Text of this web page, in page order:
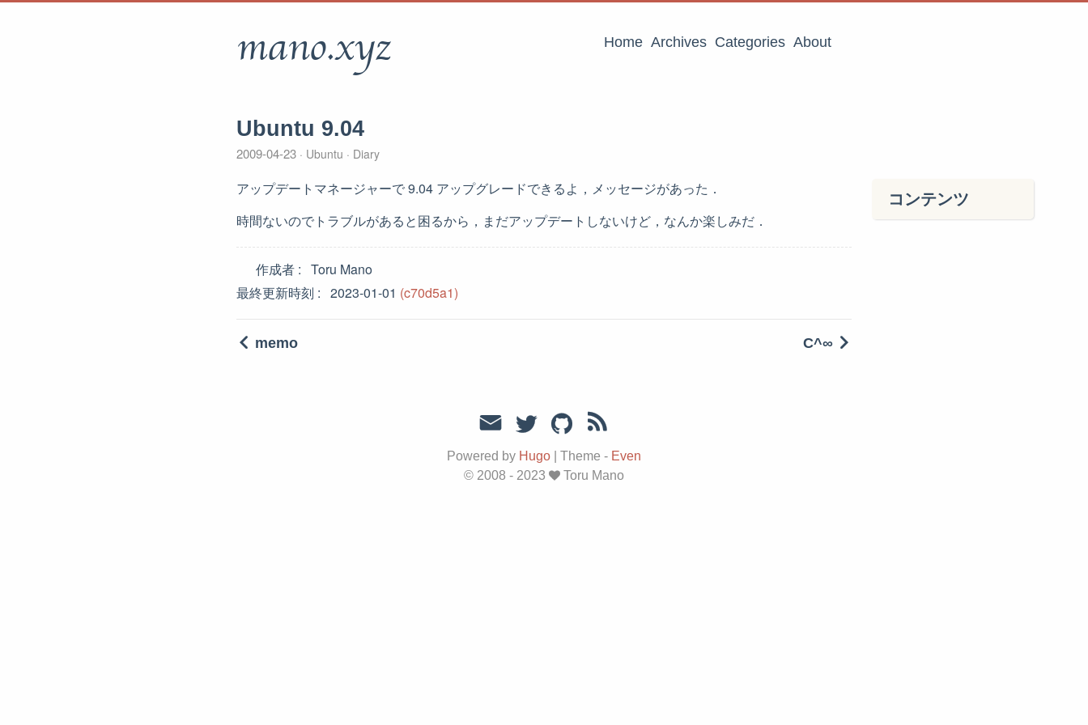
mano.xyz Home Archives Categories About
Ubuntu 9.04
2009-04-23 Ubuntu Diary
コンテンツ
アップデートマネージャーで 9.04 アップグレードできるよ，メッセージがあった．
時間ないのでトラブルがあると困るから，まだアップデートしないけど，なんか楽しみだ．
作成者
Toru Mano
最終更新時刻
2023-01-01 (c70d5a1)
memo C^∞
Powered by Hugo Theme - Even
© 2008 - 2023
Toru Mano